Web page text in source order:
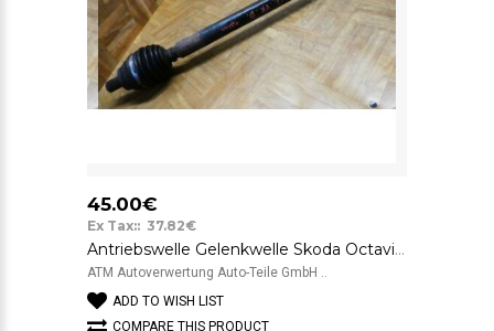
45.00€
Ex Tax:: 37.82€
Antriebswelle Gelenkwelle Skoda Octavia 2 II rechts Beifahrerseite
ATM Autoverwertung Auto-Teile GmbH ..
ADD TO WISH LIST
COMPARE THIS PRODUCT